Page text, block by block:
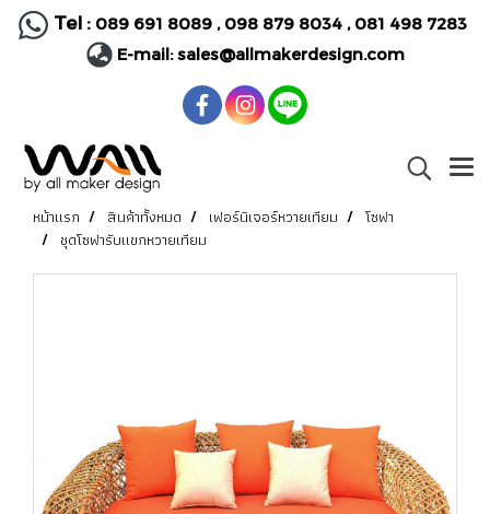
Tel : 089 691 8089, 098 879 8034 , 081 498 7283
E-mail:sales@allmakerdesign.com
หน้าแรก สินค้าทั้งหมด เฟอร์นิเจอร์หวายเทียม
โซฟา
ชุดโซฟารับแขกหวายเทียม